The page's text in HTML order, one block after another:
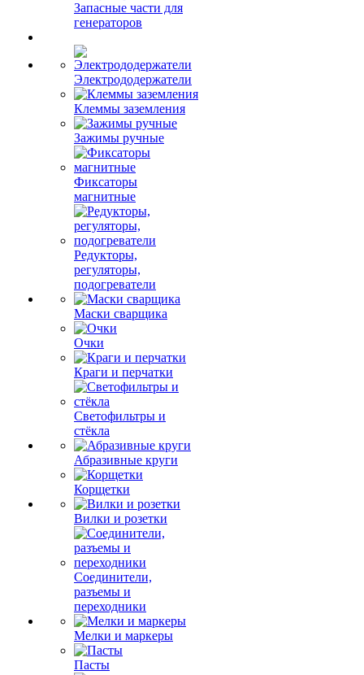
Запасные части для
генераторов
Электрододержатели
Клеммы заземления
Зажимы ручные
Фиксаторы
магнитные
Редукторы,
регуляторы,
подогреватели
Маски сварщика
Очки
Краги и перчатки
Светофильтры и
стёкла
Абразивные круги
Корщетки
Вилки и розетки
Соединители,
разъемы и
переходники
Мелки и маркеры
Пасты